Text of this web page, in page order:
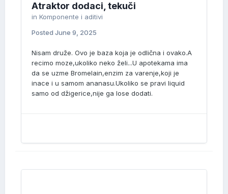
Atraktor dodaci, tekuči
in Komponente i aditivi
Posted June 9, 2025
Nisam druže. Ovo je baza koja je odlična i ovako.A
recimo moze,ukoliko neko želi...U apotekama ima
da se uzme Bromelain,enzim za varenje,koji je
inace i u samom ananasu.Ukoliko se pravi liquid
samo od džigerice,nije ga lose dodati.